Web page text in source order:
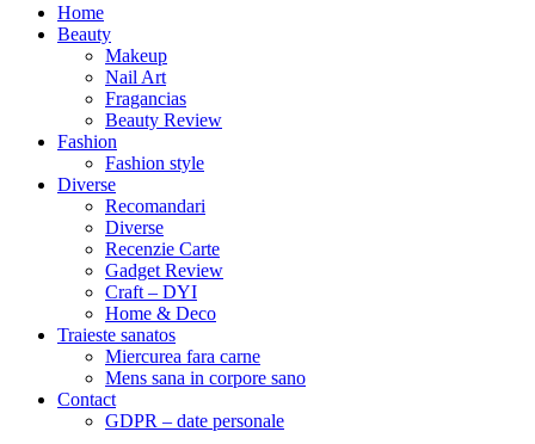
Home
Beauty
Makeup
Nail Art
Fragancias
Beauty Review
Fashion
Fashion style
Diverse
Recomandari
Diverse
Recenzie Carte
Gadget Review
Craft – DYI
Home & Deco
Traieste sanatos
Miercurea fara carne
Mens sana in corpore sano
Contact
GDPR – date personale